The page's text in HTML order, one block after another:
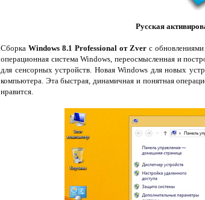
Русская
Сборка Windows 8.1 Professional от Zver с
операционная система Windows, переосмысленная и
для сенсорных устройств. Новая Windows для новых
компьютера. Эта быстрая, динамичная и понятная
нравится.